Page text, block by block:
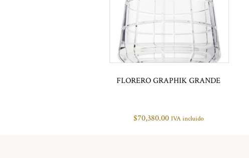
FLORERO GRAPHIK GRANDE
$70,380.00 IVA incluido